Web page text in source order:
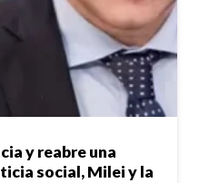
y reabre una
social, Milei y la